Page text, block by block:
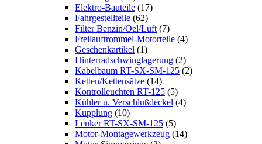
Elektro-Bauteile (17)
Fahrgestellteile (62)
Filter Benzin/Oel/Luft (7)
Freilauftrommel-Motorteile (4)
Geschenkartikel (1)
Hinterradschwinglagerung (2)
Kabelbaum RT-SX-SM-125 (2)
Ketten/Kettensätze (14)
Kontrolleuchten RT-125 (5)
Kühler u. Verschlußdeckel (4)
Kupplung (10)
Lenker RT-SX-SM-125 (5)
Motor-Montagewerkzeug (14)